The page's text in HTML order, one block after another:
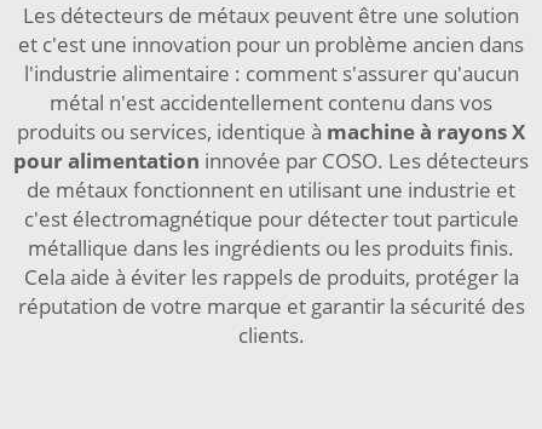
Les détecteurs de métaux peuvent être une solution
et c'est une innovation pour un problème ancien dans
l'industrie alimentaire : comment s'assurer qu'aucun
métal n'est accidentellement contenu dans vos
produits ou services, identique à machine à rayons X
pour alimentation innovée par COSO. Les détecteurs
de métaux fonctionnent en utilisant une industrie et
c'est électromagnétique pour détecter tout particule
métallique dans les ingrédients ou les produits finis.
Cela aide à éviter les rappels de produits, protéger la
réputation de votre marque et garantir la sécurité des
clients.